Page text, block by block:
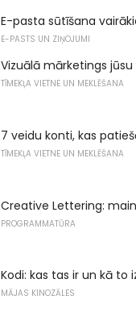
E-pasta sūtīšana
E-PASTS UN ZIŅOJUMI
Vizuālā mārketings
TĪMEKĻA VIETNE UN MEKLĒŠANA
7 veidu konti, kas
TĪMEKĻA VIETNE UN MEKLĒŠANA
Creative Lettering:
PROGRAMMATŪRA
Kodi: kas tas ir un kā to
MĀJAS KINOZĀLES